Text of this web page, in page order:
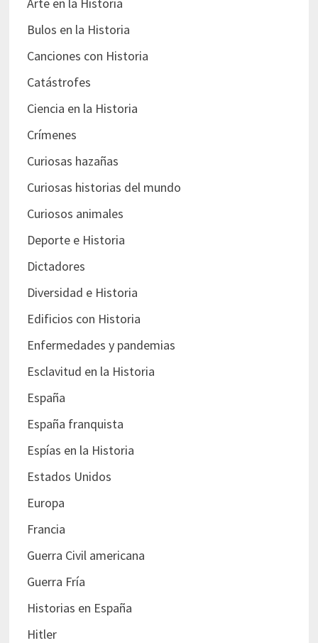
Bulos en la Historia
Canciones con Historia
Catástrofes
Ciencia en la Historia
Crímenes
Curiosas hazañas
Curiosas historias del mundo
Curiosos animales
Deporte e Historia
Dictadores
Diversidad e Historia
Edificios con Historia
Enfermedades y pandemias
Esclavitud en la Historia
España
España franquista
Espías en la Historia
Estados Unidos
Europa
Francia
Guerra Civil americana
Guerra Fría
Historias en España
Hitler